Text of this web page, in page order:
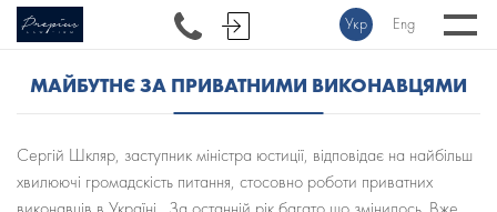
Укр Eng
МАЙБУТНЄ ЗА ПРИВАТНИМИ ВИКОНАВЦЯМИ
Сергій Шкляр, заступник міністра юстиції, відповідає на найбільш
хвилюючі громадскість питання, стосовно роботи приватних